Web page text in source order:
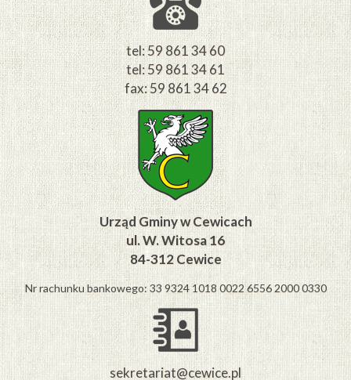
tel: 59 861 34 60
tel: 59 861 34 61
fax: 59 861 34 62
Urząd Gminy w Cewicach
ul. W. Witosa 16
84-312 Cewice
Nr rachunku bankowego: 33 9324 1018 0022 6556 2000 0330
sekretariat@cewice.pl